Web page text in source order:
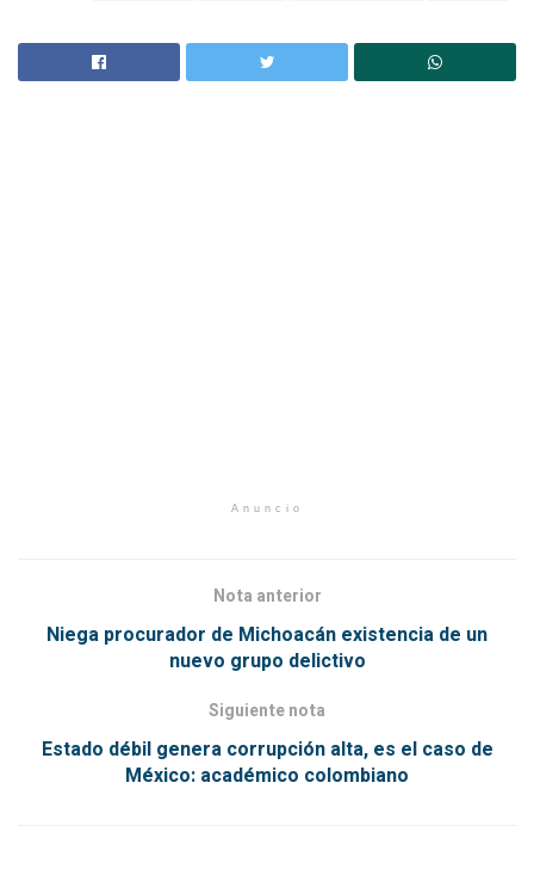
Anuncio
Nota anterior
Niega procurador de Michoacán existencia de un
nuevo grupo delictivo
Siguiente nota
Estado débil genera corrupción alta, es el caso de
México: académico colombiano